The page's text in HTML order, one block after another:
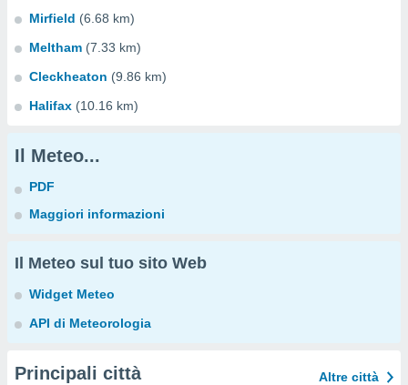
Mirfield (6.68 km)
Meltham (7.33 km)
Cleckheaton (9.86 km)
Halifax (10.16 km)
Il Meteo...
PDF
Maggiori informazioni
Il Meteo sul tuo sito Web
Widget Meteo
API di Meteorologia
Principali città Altre città